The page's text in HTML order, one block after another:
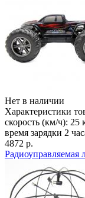
Нет в наличии
Характеристики
скорость (км/ч):
время зарядки 2
4872 р.
Радиоуправляемая